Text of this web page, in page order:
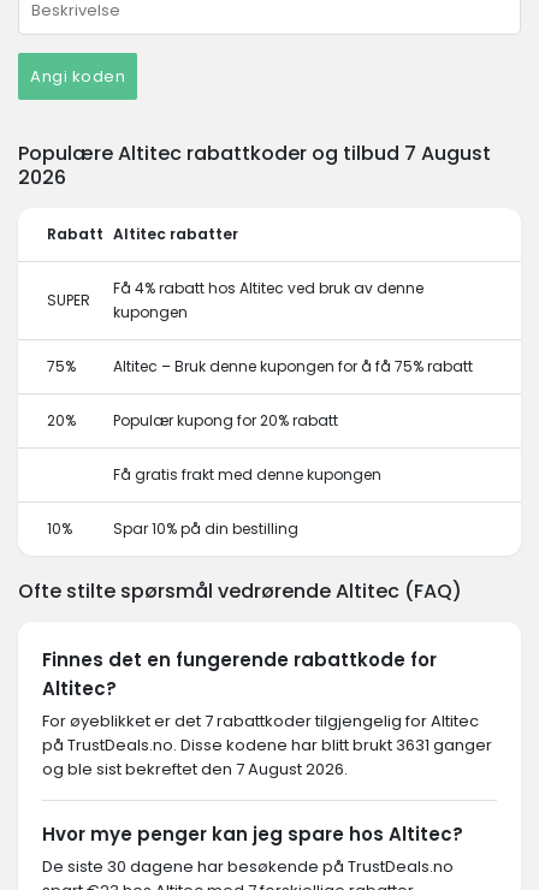
Angi koden
Populære Altitec rabattkoder og tilbud 7 August
2026
Rabatt Altitec rabatter
SUPER
Få 4% rabatt hos Altitec ved bruk av denne
kupongen
75% Altitec – Bruk denne kupongen for å få 75% rabatt
20% Populær kupong for 20% rabatt
Få gratis frakt med denne kupongen
10% Spar 10% på din bestilling
Ofte stilte spørsmål vedrørende Altitec (FAQ)
Finnes det en fungerende rabattkode for
Altitec?
For øyeblikket er det 7 rabattkoder tilgjengelig for Altitec
på TrustDeals.no. Disse kodene har blitt brukt 3631 ganger
og ble sist bekreftet den 7 August 2026.
Hvor mye penger kan jeg spare hos Altitec?
De siste 30 dagene har besøkende på TrustDeals.no